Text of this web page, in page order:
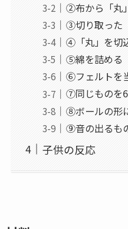
②布から「丸
③切り取った
④「丸」を切
⑤綿を詰める
⑥フェルトを
⑦同じものを
⑧ボールの形
⑨音の出るも
子供の反応